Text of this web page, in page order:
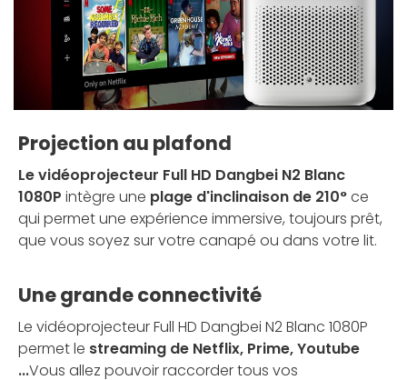
Projection au plafond
Le vidéoprojecteur Full HD Dangbei N2 Blanc
1080P intègre une plage d'inclinaison de 210°ce
qui permetune expérience immersive, toujours prêt,
que vous soyez sur votre canapé ou dans votre lit.
Une grande connectivité
Le vidéoprojecteur Full HD Dangbei N2 Blanc 1080P
permet le streaming de Netflix, Prime, Youtube
...Vous allez pouvoir raccorder tous vos